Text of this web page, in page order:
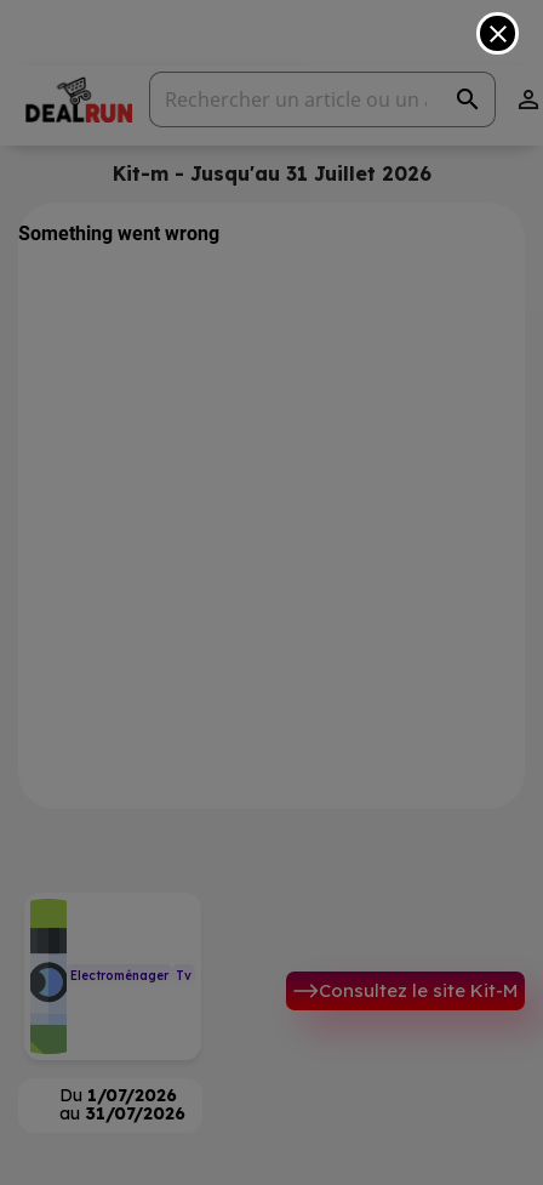
search 
close
Kit-m - Jusqu'au 31 Juillet 2026
Electroménager Tv
Du 1/07/2026
au 31/07/2026
Consultez le site Kit-M